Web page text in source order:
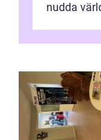
nudda